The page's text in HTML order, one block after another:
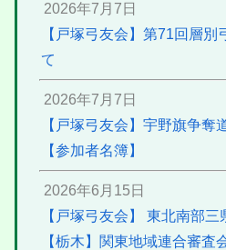
2026年7月7日
【戸塚弓友会】第71回層
て
2026年7月7日
【戸塚弓友会】宇野旗争
【参加者名簿】
2026年6月15日
【戸塚弓友会】 東北南部
【栃木】関東地域連合審査